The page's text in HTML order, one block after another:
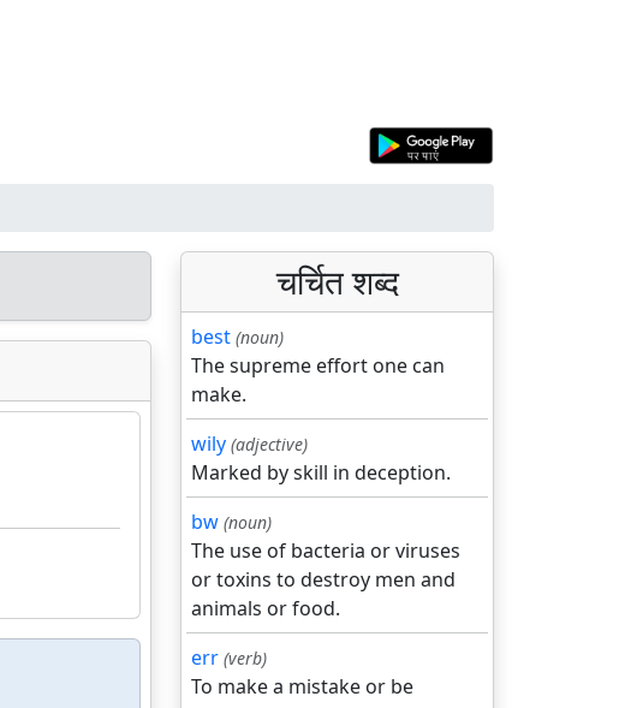
चर्चित शब्द
best (noun)
The supreme effort one can
make.
wily (adjective)
Marked by skill in deception.
bw (noun)
The use of bacteria or viruses
or toxins to destroy men and
animals or food.
err (verb)
To make a mistake or be